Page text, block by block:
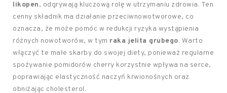
likopen, odgrywają kluczową rolę w utrzymaniu zdrowia. Ten
cenny składnik ma działanie przeciwnowotworowe, co
oznacza, że może pomóc w redukcji ryzyka wystąpienia
różnych nowotworów, w tym raka jelita grubego. Warto
włączyć te małe skarby do swojej diety, ponieważ regularne
spożywanie pomidorów cherry korzystnie wpływa na serce,
poprawiając elastyczność naczyń krwionośnych oraz
obniżając cholesterol.